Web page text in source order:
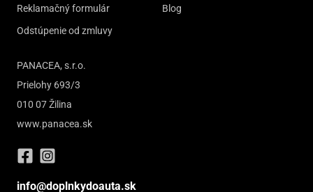
Reklamačný formulár
Odstúpenie od zmluvy
Blog
PANACEA, s.r.o.
Prielohy 693/3
010 07 Žilina
www.panacea.sk
info@doplnkydoauta.sk